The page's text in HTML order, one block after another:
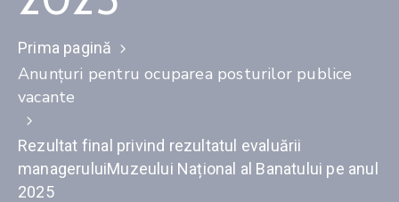
Oficial
Prima pagină
Anunţuri pentru ocuparea posturilor publice
vacante
Rezultat final privind rezultatul evaluării
manageruluiMuzeului Național al Banatului pe anul
2025